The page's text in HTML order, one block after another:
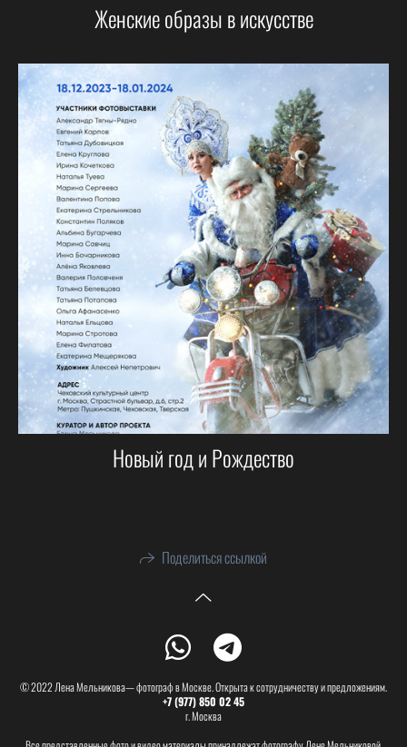
Женские образы в искусстве
Новый год и Рождество
Поделиться ссылкой
© 2022 Лена Мельникова— фотограф в Москве. Открыта к сотрудничеству и предложениям.
+7 (977) 850 02 45
г. Москва